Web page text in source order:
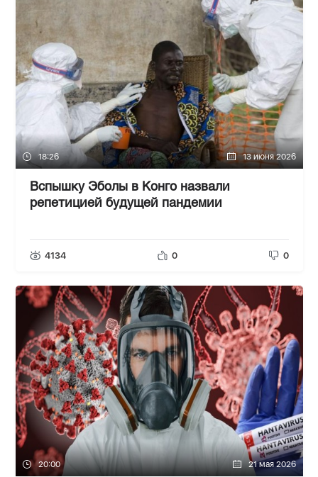
18:26 13 июня 2026
Вспышку Эболы в Конго назвали
репетицией будущей пандемии
4134 0 0
20:00 21 мая 2026